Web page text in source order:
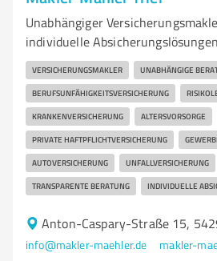
Unabhängiger
individuelle Absicherungslösungen
VERSICHERUNGSMAKLER UNABHÄNGIGE
BERUFSUNFÄHIGKEITSVERSICHERUNG
KRANKENVERSICHERUNG ALTERSVORSORGE
PRIVATE HAFTPFLICHTVERSICHERUNG
AUTOVERSICHERUNG UNFALLVERSICHERUNG
TRANSPARENTE BERATUNG INDIVIDUELLE
Anton-Caspary-Straße 15,
info@makler-maehler.de makler-